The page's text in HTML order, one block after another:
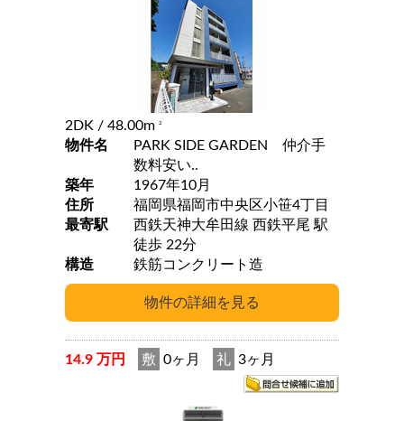
2DK / 48.00m 2
物件名
PARK SIDE GARDEN 仲介手
数料安い..
築年
1967年10月
住所
福岡県福岡市中央区小笹4丁目
最寄駅
西鉄天神大牟田線 西鉄平尾 駅
徒歩 22分
構造
鉄筋コンクリート造
14.9 万円 敷 0ヶ月 礼 3ヶ月